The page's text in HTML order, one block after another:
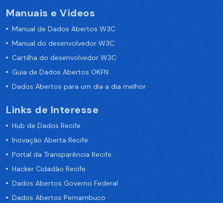
Manuais e Vídeos
Manual de Dados Abertos W3C
Manual do desenvolvedor W3C
Cartilha do desenvolvedor W3C
Guia de Dados Abertos OKFN
Dados Abertos para um dia a dia melhor
Links de Interesse
Hub de Dados Recife
Inovação Aberta Recife
Portal da Transparência Recife
Hacker Cidadão Recife
Dados Abertos Governo Federal
Dados Abertos Pernambuco